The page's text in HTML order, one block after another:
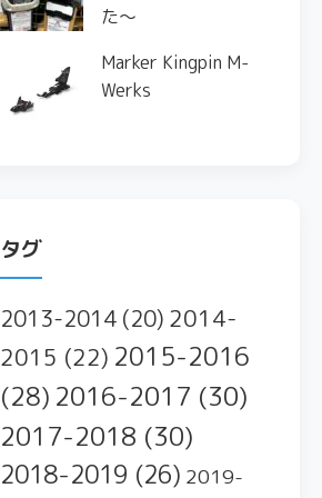
た〜
Marker Kingpin M-
Werks
タグ
2013-2014 (20) 2014-
2015 (22) 2015-2016
(28) 2016-2017 (30)
2017-2018 (30)
2018-2019 (26) 2019-